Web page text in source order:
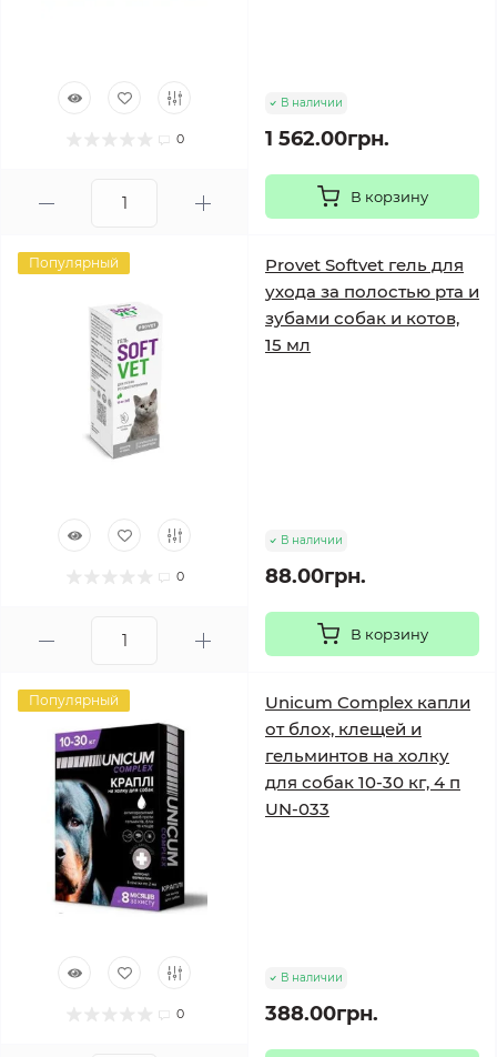
0
В наличии
1 562.00грн.
В корзину
Популярный
0
Provet Softvet гель для
ухода за полостью рта и
зубами собак и котов,
15 мл
В наличии
88.00грн.
В корзину
Популярный
0
Unicum Complex капли
от блох, клещей и
гельминтов на холку
для собак 10-30 кг, 4 п
UN-033
В наличии
388.00грн.